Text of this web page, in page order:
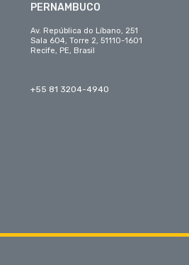
PERNAMBUCO
Av. República do Líbano, 251
Sala 604, Torre 2, 51110-1601
Recife, PE, Brasil
+55 81 3204-4940